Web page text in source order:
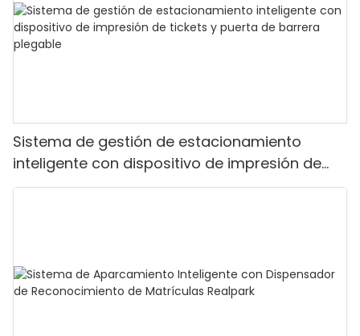
Sistema de gestión de estacionamiento
inteligente con dispositivo de impresión de
tickets y puerta de barrera plegable